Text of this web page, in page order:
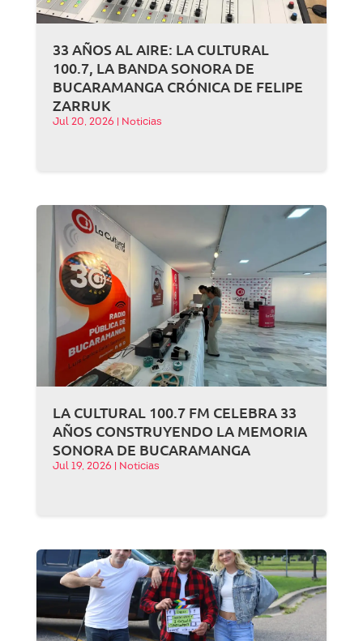
33 AÑOS AL AIRE: LA CULTURAL
100.7, LA BANDA SONORA DE
BUCARAMANGA CRÓNICA DE FELIPE
ZARRUK
Jul 20, 2026 Noticias
LA CULTURAL 100.7 FM CELEBRA 33
AÑOS CONSTRUYENDO LA MEMORIA
SONORA DE BUCARAMANGA
Jul 19, 2026 Noticias